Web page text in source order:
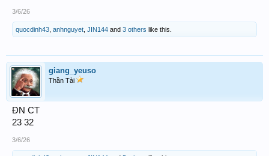
3/6/26
quocdinh43 anhnguyet JIN144 and 3 others like this.
giang_yeuso
Thần Tài
ĐN CT
23 32
3/6/26